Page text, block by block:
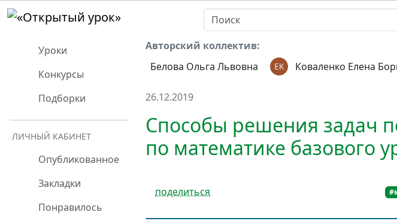
Уроки
Конкурсы
Подборки
ЛИЧНЫЙ КАБИНЕТ
Опубликованное
Закладки
Понравилось
Авторский коллектив:
Белова Ольга Львовна
Коваленко Елена
26.12.2019
Способы решения задач
по математике базового
поделиться